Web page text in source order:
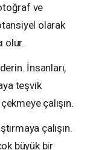
ve
olarak
olur.
İnsanları,
teşvik
çalışın.
çalışın.
büyük bir